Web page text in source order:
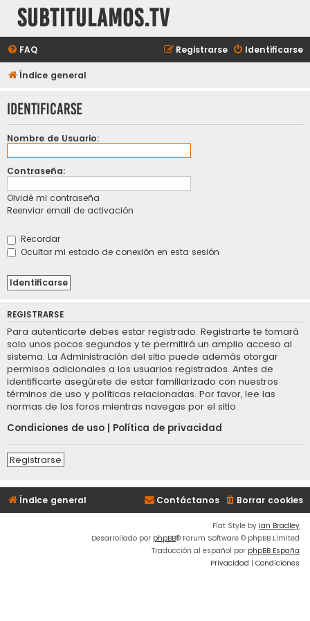
subtitulamos.tv
FAQ Identificarse
Registrarse
Índice general
Identificarse
Nombre de Usuario:
Contraseña:
Olvidé mi contraseña
Reenviar email de activación
Recordar
Ocultar mi estado de conexión en esta sesión
REGISTRARSE
Para autenticarte debes estar registrado. Registrarte te tomará
solo unos pocos segundos y te permitirá un amplio acceso al
sistema. La Administración del sitio puede además otorgar
permisos adicionales a los usuarios registrados. Antes de
identificarte asegúrete de estar familiarizado con nuestros
términos de uso y políticas relacionadas. Por favor, lee las
normas de los foros mientras navegas por el sitio.
Condiciones de uso
Política de privacidad
Registrarse
Índice general Borrar cookies
Contáctanos
Flat Style by Ian Bradley
Desarrollado por phpBB® Forum Software © phpBB Limited
Traducción al español por phpBB España
Privacidad | Condiciones